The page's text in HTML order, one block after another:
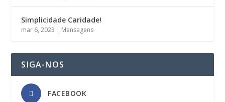
Simplicidade Caridade!
mar 6, 2023 | Mensagens
SIGA-NOS
FACEBOOK